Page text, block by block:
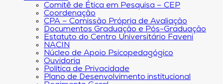
Comitê de Ética em Pesquisa – CEP
Coordenação
CPA – Comissão Própria de Avaliação
Documentos Graduação e Pós-Graduação
Estatuto do Centro Universitário Faveni
NACIN
Núcleo de Apoio Psicopedagógico
Ouvidoria
Política de Privacidade
Plano de Desenvolvimento institucional